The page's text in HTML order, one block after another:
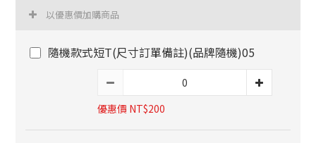
以優惠價加購商品
隨機款式短T(尺寸訂單備註)(品牌隨機)05
優惠價 NT$200